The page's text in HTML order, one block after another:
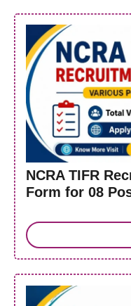
NCRA TIFR
Form for 08